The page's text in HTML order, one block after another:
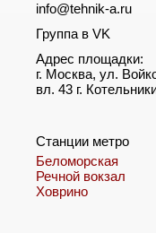
info@tehnik-a.ru
Группа в VK
Адрес площадки:
г. Москва, ул.
вл. 43 г.
Станции метро
Беломорская
Речной вокзал
Ховрино